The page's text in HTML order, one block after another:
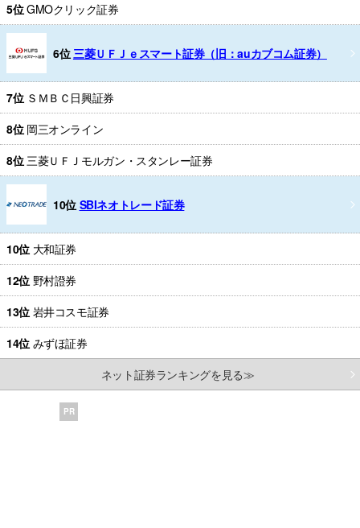
5位GMOクリック証券
6位三菱ＵＦＪｅスマート証券（旧：auカブコム証券）
7位 ＳＭＢＣ日興証券
8位 岡三オンライン
8位三菱ＵＦＪモルガン・スタンレー証券
10位 SBIネオトレード証券
10位 大和証券
12位 野村證券
13位 岩井コスモ証券
14位 みずほ証券
ネット証券ランキングを見る≫
PR